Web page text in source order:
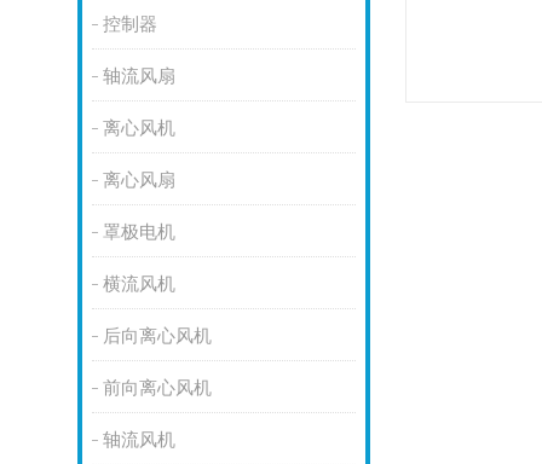
控制器
轴流风扇
离心风机
离心风扇
罩极电机
横流风机
后向离心风机
前向离心风机
轴流风机